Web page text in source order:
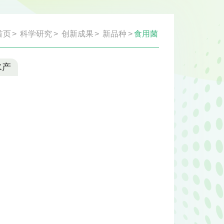
页> 科学研究 > 创新成果 > 新品种 >食用菌
产